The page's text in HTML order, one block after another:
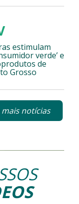
estimulam
verde’ e
de
Grosso
mais notícias